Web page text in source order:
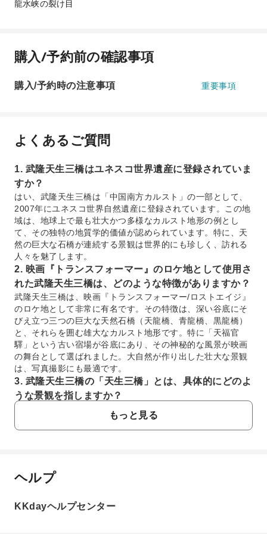
龍水峡の裂け目
購入/予約前の確認事項
購入/予約時の注意事項 重要事項
よくあるご質問
1. 武隆天生三橋はユネスコ世界遺産に登録されていま
すか？
はい、武隆天生三橋は「中国南方カルスト」の一部として、
2007年にユネスコ世界自然遺産に登録されています。この地
域は、地球上で最も壮大かつ多様なカルスト地形の例とし
て、その独特の地質学的価値が認められています。特に、天
然の巨大な石橋が連続する景観は世界的にも珍しく、訪れる
人々を魅了します。
2. 映画『トランスフォーマー』のロケ地として使用さ
れた武隆天生三橋は、どのような特徴がありますか？
武隆天生三橋は、映画『トランスフォーマー/ロストエイジ』
のロケ地として非常に有名です。その特徴は、深い谷底にそ
びえ立つ三つの巨大な天然石橋（天龍橋、青龍橋、黒龍橋）
と、それらを囲む雄大なカルスト地形です。特に「天福官
驛」という古い宿場が谷底にあり、その神秘的な風景が映画
の舞台として選ばれました。大自然が作り出した壮大な景観
は、写真撮影にも最適です。
3. 武隆天生三橋の「天生三橋」とは、具体的にどのよ
うな景観を指しますか？
武隆天生三橋の「天生三橋」とは、その名の通り、天龍橋、
青龍橋、黒龍橋という三つの巨大な天然の石橋群を指しま
す。これらはカルスト地形の浸食作用によって形成されたも
ど壮大で、訪れる人々を圧倒します。橋の下には、古代の駅
舎を再現した天福官驛も見られます。
ビティを楽しめますか？
もっと見る
よくあるご質問
1. 武隆天生三橋はユネスコ世界遺産に登録されて
ヘルプ
KKdayヘルプセンター